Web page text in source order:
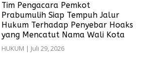
Tim Pengacara Pemkot
Prabumulih Siap Tempuh Jalur
Hukum Terhadap Penyebar Hoaks
yang Mencatut Nama Wali Kota
HUKUM | Juli 29, 2026